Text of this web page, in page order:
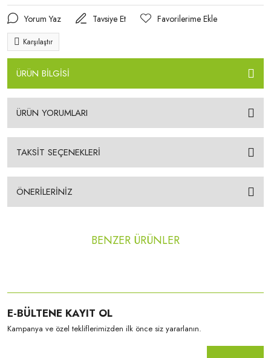
Yorum Yaz Tavsiye Et
Karşılaştır
ÜRÜN BİLGİSİ
ÜRÜN YORUMLARI
TAKSİT SEÇENEKLERİ
ÖNERİLERİNİZ
BENZER ÜRÜNLER
Vesson
VSN-F-01
E-BÜLTENE KAYIT OL
Kampanya ve özel tekliflerimizden ilk önce siz yararlanın.